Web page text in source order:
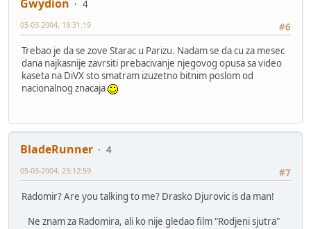
Gwydion
4
#6
05-03-2004, 19:31:19
Trebao je da se zove Starac u Parizu. Nadam se da cu za mesec
dana najkasnije zavrsiti prebacivanje njegovog opusa sa video
kaseta na DiVX sto smatram izuzetno bitnim poslom od
nacionalnog znacaja
BladeRunner
4
#7
05-03-2004, 23:12:59
Radomir? Are you talking to me? Drasko Djurovic is da man!
Ne znam za Radomira, ali ko nije gledao film "Rodjeni sjutra"